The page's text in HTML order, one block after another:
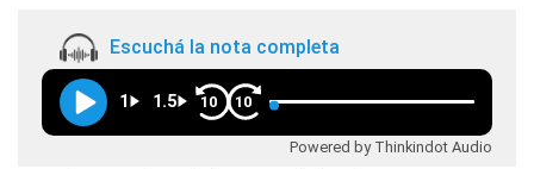
Escuchá la nota completa
1 1.5 10 10
Powered by Thinkindot Audio